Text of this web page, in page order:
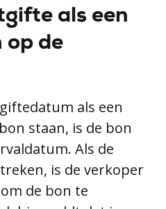
als een
de
als een
staan, is de bon
Als de
is de verkoper
de bon te